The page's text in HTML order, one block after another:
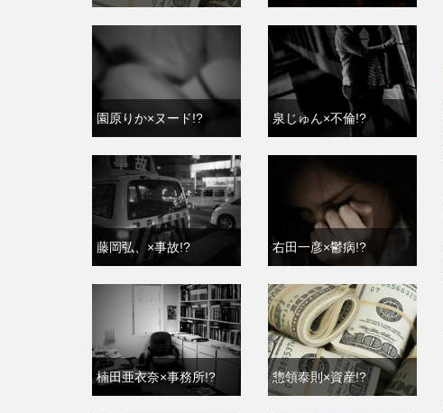
園原りか×ヌード!? 泉じゅん×不倫!?
藤岡弘、×事故!? 右田一彦×鬱病!?
楠田亜衣奈×事務所!? 惣領泰則×資産!?